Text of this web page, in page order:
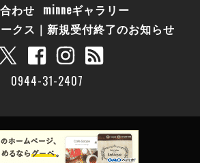
わせ minneギャラリー
クス｜新規受付終了のお知らせ
0944-31-2407